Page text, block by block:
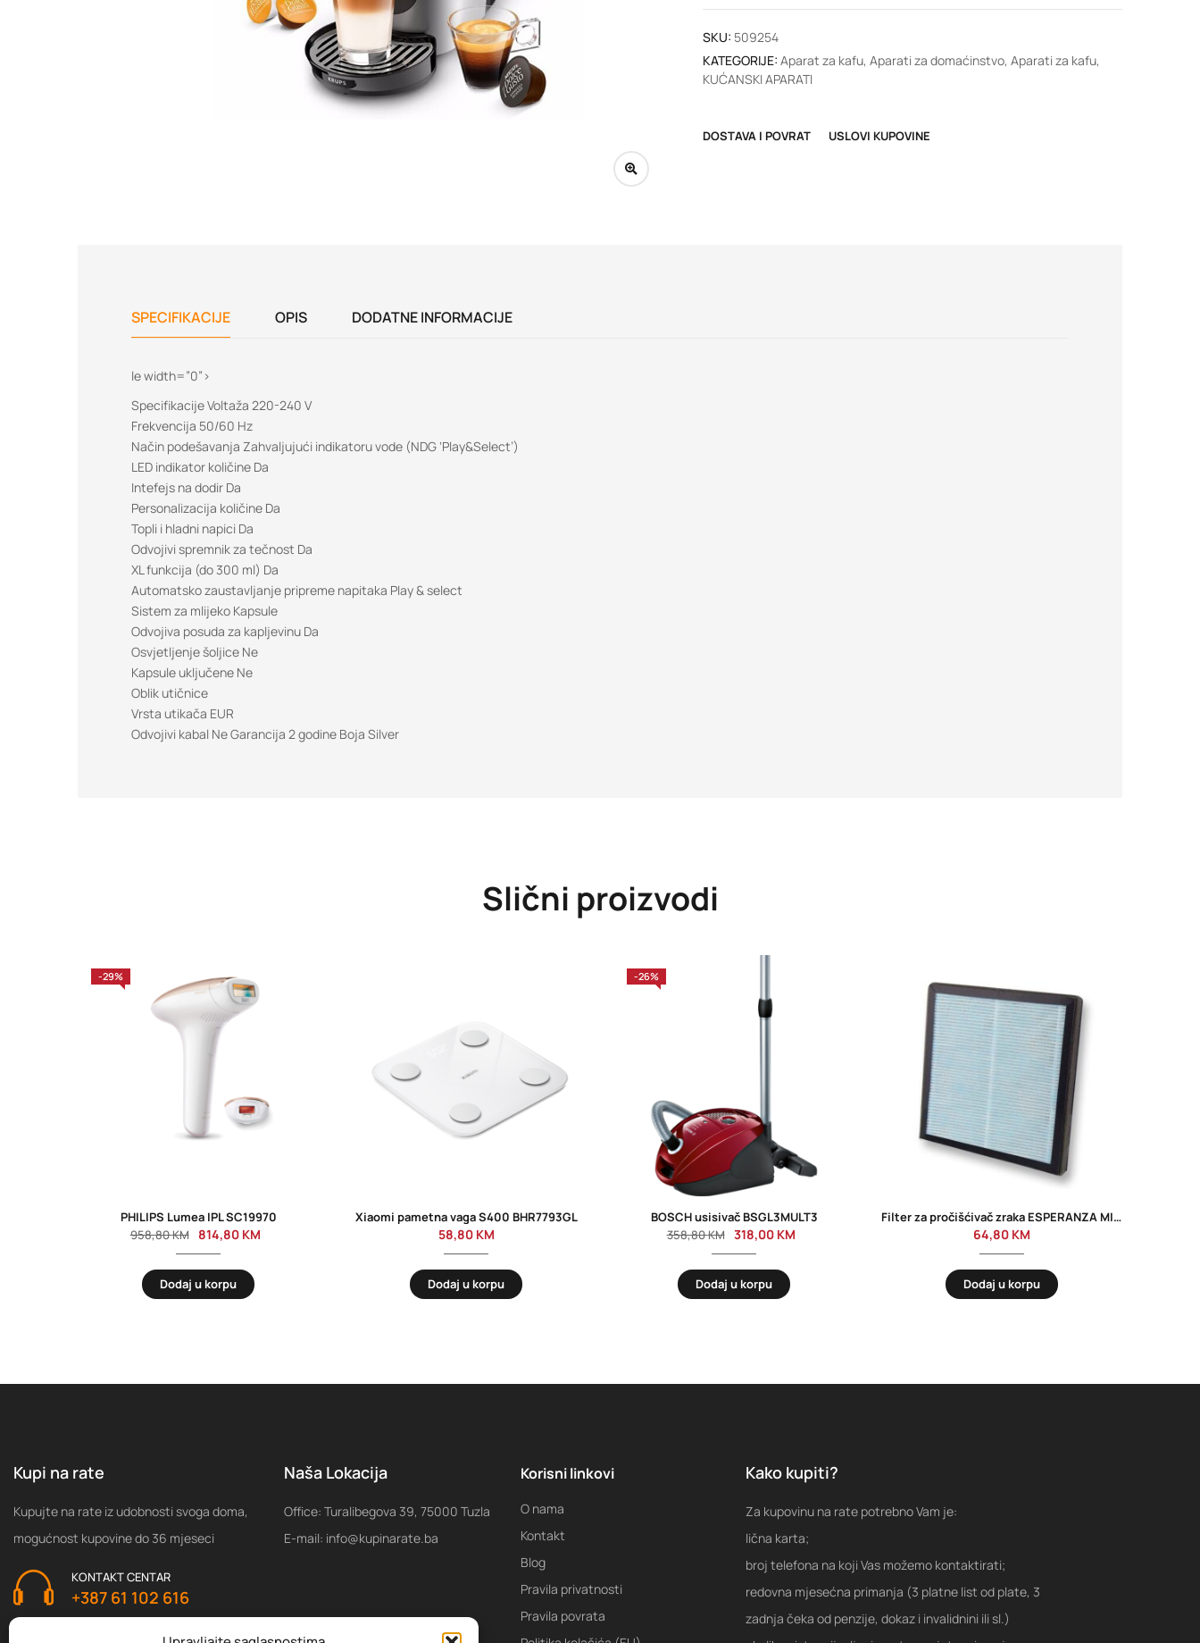
SKU: 509254
KATEGORIJE: Aparat za kafu, Aparati za domaćinstvo, Aparati za kafu,
KUĆANSKI APARATI
DOSTAVA I POVRAT USLOVI KUPOVINE
SPECIFIKACIJE OPIS DODATNE INFORMACIJE
le width=”0”>
Specifikacije Voltaža 220-240 V
Frekvencija 50/60 Hz
Način podešavanja Zahvaljujući indikatoru vode (NDG ‘Play&Select’)
LED indikator količine Da
Intefejs na dodir Da
Personalizacija količine Da
Topli i hladni napici Da
Odvojivi spremnik za tečnost Da
XL funkcija (do 300 ml) Da
Automatsko zaustavljanje pripreme napitaka Play & select
Sistem za mlijeko Kapsule
Odvojiva posuda za kapljevinu Da
Osvjetljenje šoljice Ne
Kapsule uključene Ne
Oblik utičnice
Vrsta utikača EUR
Odvojivi kabal Ne Garancija 2 godine Boja Silver
Slični proizvodi
-29%
PHILIPS Lumea IPL SC19970
958,80KM 814,80 KM
Dodaj u korpu
Xiaomi pametna vaga S400 BHR7793GL
58,80 KM
Dodaj u korpu
-26%
BOSCH usisivač BSGL3MULT3
358,80KM 318,00 KM
Dodaj u korpu
Filter za pročišćivač zraka ESPERANZA MISTRAL FILTER H11 EHP004H11
64,80 KM
Dodaj u korpu
Kupi na rate
Kupujte na rate iz udobnosti svoga doma,
mogućnost kupovine do 36 mjeseci
KONTAKT CENTAR
+387 61 102 616
Naša Lokacija
Office: Turalibegova 39, 75000 Tuzla
E-mail: info@kupinarate.ba
Korisni linkovi
O nama
Kontakt
Blog
Pravila privatnosti
Pravila povrata
Kako kupiti?
Za kupovinu na rate potrebno Vam je:
lična karta;
broj telefona na koji Vas možemo kontaktirati;
redovna mjesećna primanja (3 platne list od plate, 3
zadnja čeka od penzije, dokaz i invalidnini ili sl.)